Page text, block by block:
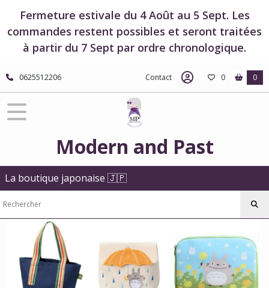
Fermeture estivale du 4 Août au 5 Sept. Les
commandes restent possibles et seront traitées
à partir du 7 Sept par ordre chronologique.
0625512206 Contact 0 0
Modern and Past
La boutique japonaise 🇯🇵
Fermer
FILTRES
Tous
Boutique
Studio
Totoro
-
Mon
Voisin
Totoro
Afficher